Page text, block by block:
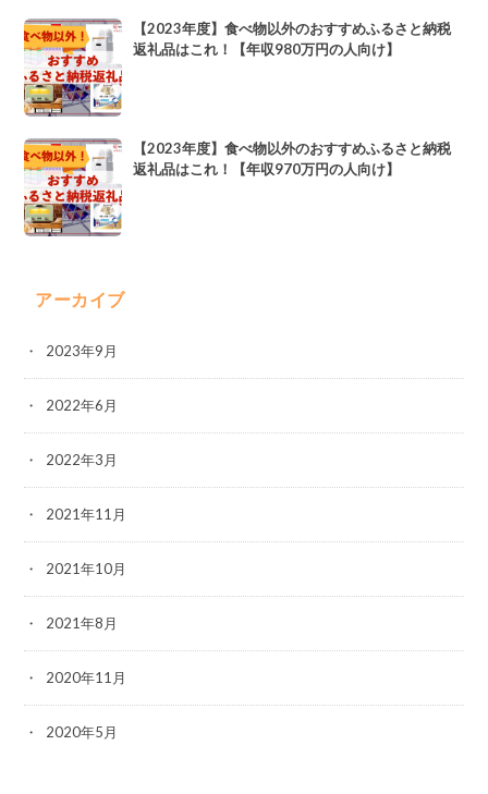
【2023年度】食べ物以外のおすすめふるさと納税
返礼品はこれ！【年収980万円の人向け】
【2023年度】食べ物以外のおすすめふるさと納税
返礼品はこれ！【年収970万円の人向け】
アーカイブ
2023年9月
2022年6月
2022年3月
2021年11月
2021年10月
2021年8月
2020年11月
2020年5月